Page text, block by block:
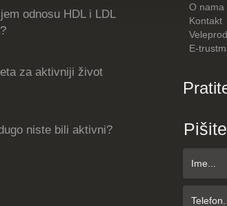
odnosu HDL i LDL
za aktivniji život
niste bili aktivni?
O nama
Kontakt
E-